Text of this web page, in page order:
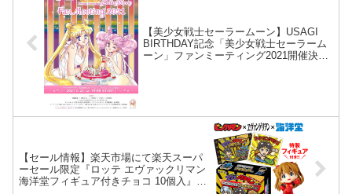
【美少女戦士セーラームーン】USAGI
BIRTHDAY記念「美少女戦士セーラーム
ーン」ファンミーティング2021開催決
【セール情報】楽天市場にて楽天スーパ
ーセール限定『ロッテ エヴァックリマン
海洋堂フィギュア付きチョコ 10個入』が